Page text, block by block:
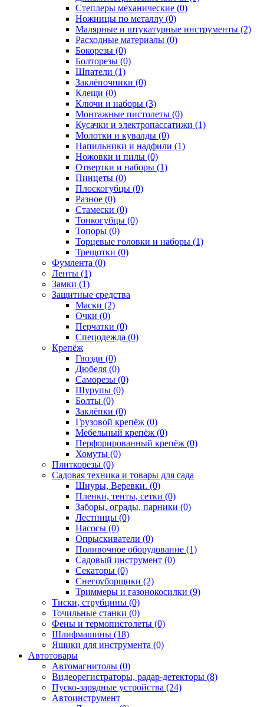
Степлеры механические (0)
Ножницы по металлу (0)
Малярные и штукатурные инструменты (2)
Расходные материалы (0)
Бокорезы (0)
Болторезы (0)
Шпатели (1)
Заклёпочники (0)
Клещи (0)
Ключи и наборы (3)
Монтажные пистолеты (0)
Кусачки и электропассатижи (1)
Молотки и кувалды (0)
Напильники и надфили (1)
Ножовки и пилы (0)
Отвертки и наборы (1)
Пинцеты (0)
Плоскогубцы (0)
Разное (0)
Стамески (0)
Тонкогубцы (0)
Топоры (0)
Торцевые головки и наборы (1)
Трещотки (0)
Фумлента (0)
Ленты (1)
Замки (1)
Защитные средства
Маски (2)
Очки (0)
Перчатки (0)
Спецодежда (0)
Крепёж
Гвозди (0)
Дюбеля (0)
Саморезы (0)
Шурупы (0)
Болты (0)
Заклёпки (0)
Грузовой крепёж (0)
Мебельный крепёж (0)
Перфорированный крепёж (0)
Хомуты (0)
Плиткорезы (0)
Садовая техника и товары для сада
Шнуры, Веревки. (0)
Пленки, тенты, сетки (0)
Заборы, ограды, парники (0)
Лестницы (0)
Насосы (0)
Опрыскиватели (0)
Поливочное оборудование (1)
Садовый инструмент (0)
Секаторы (0)
Снегоуборщики (2)
Триммеры и газонокосилки (9)
Тиски, струбцины (0)
Точильные станки (0)
Фены и термопистолеты (0)
Шлифмашины (18)
Ящики для инструмента (0)
Автотовары
Автомагнитолы (0)
Видеорегистраторы, радар-детекторы (8)
Пуско-зарядные устройства (24)
Автоинструмент